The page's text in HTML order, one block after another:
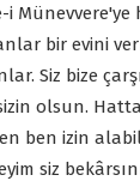
i Münevvere'ye
bir evini
Siz bize
olsun.
ben izin
siz